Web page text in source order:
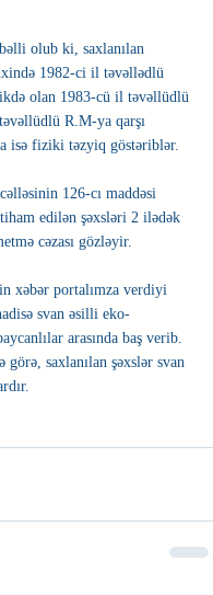
olub ki, saxlanılan
1982-ci il təvəllədlü
olan 1983-cü il təvəllüdlü
R.M-ya qarşı
isə fiziki təzyiq göstəriblər.
126-cı maddəsi
edilən şəxsləri 2 ilədək
cəzası gözləyir.
xəbər portalımza verdiyi
svan əsilli eko-
arasında baş verib.
görə, saxlanılan şəxslər svan